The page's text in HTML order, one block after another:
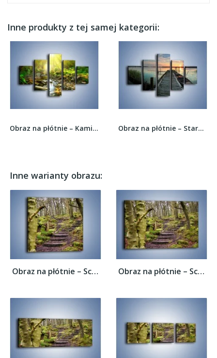
Inne produkty z tej samej kategorii:
Obraz na płótnie – Kamiennym urwiskiem wśród... Obraz na płótnie – Stary most i łódź –...
Inne warianty obrazu:
Obraz na płótnie – Schodkami przez las –... Obraz na płótnie – Schodkami przez las –...